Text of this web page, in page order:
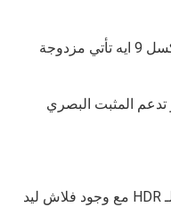
الكاميرا الخلفية يأتي هاتف جوجل بيكسل 9 ايه تأتي مزدوجة
تدعم المثبت البصري
تدعم الكاميرا الخلفية التصوير بتقنية الـ HDR مع وجود فلاش ليد